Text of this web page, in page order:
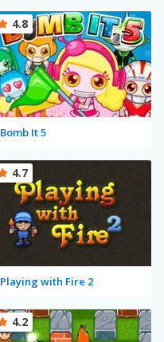
Bomb It 5
4.8
Playing with Fire 2
4.7
4.2